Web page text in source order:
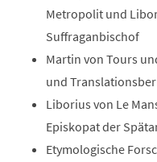
Metropolit und
Suffraganbischof
Martin von Tours
und
Liborius von Le
Episkopat der
Etymologische